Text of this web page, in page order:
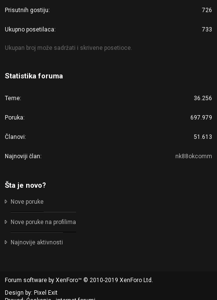
Prisutnih gostiju 726
Ukupno posetilaca 733
Ukupan broj može sadržati i skrivene posetioce.
Statistika foruma
Teme 36.256
Poruka 697.979
Članovi 51.613
Najnoviji član nk88okcomm
Šta je novo?
Nove poruke
Nove poruke na profilima
Najnovije aktivnosti
Forum software by XenForo™ © 2010-2019 XenForo Ltd.
Design by: Pixel Exit